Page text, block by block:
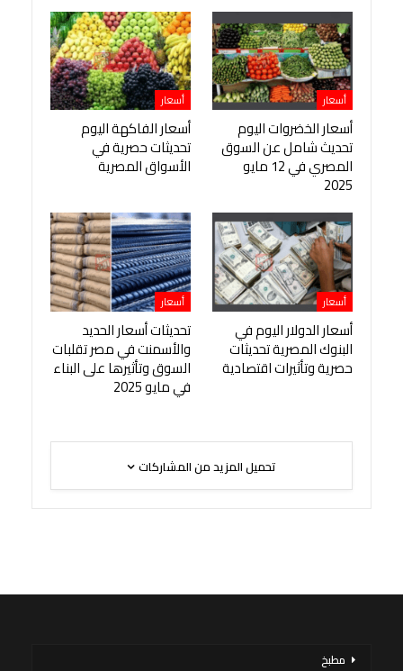
أسعار
أسعار الخضروات اليوم
تحديث شامل عن السوق
المصري في 12 مايو
2025
أسعار
أسعار الفاكهة اليوم
تحديثات حصرية في
الأسواق المصرية
أسعار
أسعار الدولار اليوم في
البنوك المصرية تحديثات
حصرية وتأثيرات اقتصادية
أسعار
تحديثات أسعار الحديد
والأسمنت في مصر تقلبات
السوق وتأثيرها على البناء
في مايو 2025
تحميل المزيد من المشاركات
مطبخ